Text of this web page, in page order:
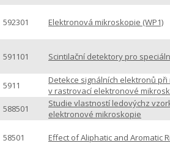
592301 Elektronová mikroskopie (WP1)
591101 Scintilační detektory pro
5911
Detekce signálních elektronů
v rastrovací elektronové
588501
Studie vlastností ledovýchz
elektronové mikroskopie
58501 Effect of Aliphatic and Aromatic